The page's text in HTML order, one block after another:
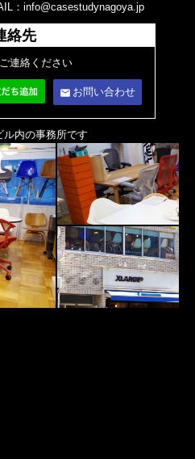
：info@casestudynagoya.jp
絡先
連絡ください
email お問い合わせ
内の事務所です